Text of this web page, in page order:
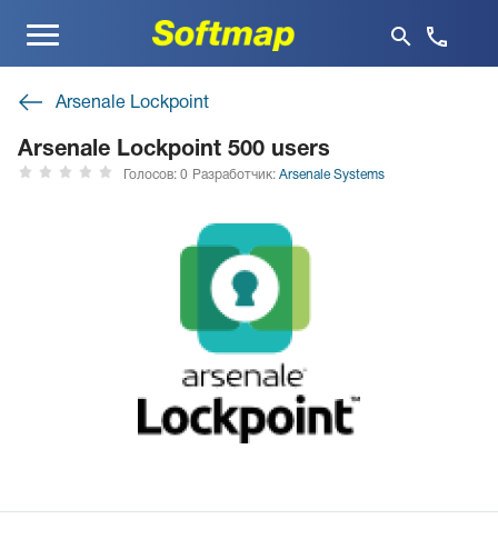
Меню
Arsenale Lockpoint
Arsenale Lockpoint 500 users
Голосов: 0 Разработчик: Arsenale Systems